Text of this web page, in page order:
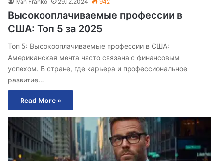
Ivan Franko 29.12.2024 942
Высокооплачиваемые профессии в
США: Топ 5 за 2025
Топ 5: Высокооплачиваемые профессии в США:
Американская мечта часто связана с финансовым
успехом. В стране, где карьера и профессиональное
развитие…
Read More »